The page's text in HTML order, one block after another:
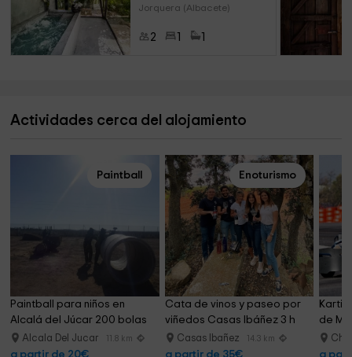
Jorquera (Albacete)
2
Actividades cerca del alojamiento
Paintball
Paintball para niños en
Alcalá del Júcar 200 bolas
Alcala Del Jucar 11.8 km
a partir de 20€
Enoturismo
Cata de vinos y paseo por
viñedos Casas Ibáñez 3 h
Casas Ibañez 14.3 km
a partir de 35€
de
a